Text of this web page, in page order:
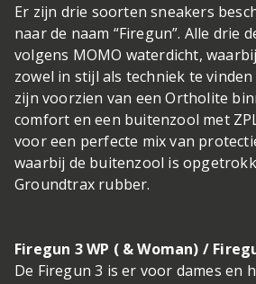
Er zijn drie soorten sneakers
naar de naam “Firegun”. Alle drie
volgens MOMO waterdicht,
zowel in stijl als techniek te
zijn voorzien van een Ortholite
comfort en een buitenzool met
voor een perfecte mix van
waarbij de buitenzool is
Groundtrax rubber.
Firegun 3 WP ( & Woman) /
De Firegun 3 is er voor dames en